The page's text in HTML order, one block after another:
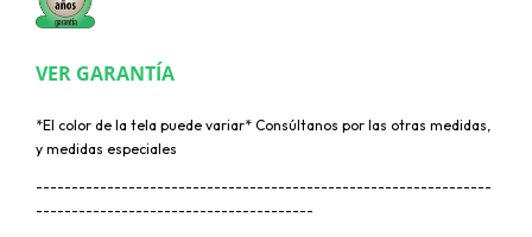
VER GARANTÍA
*El color de la tela puede variar* Consúltanos por las otras medidas,
y medidas especiales
----------------------------------------------------------------
---------------------------------------